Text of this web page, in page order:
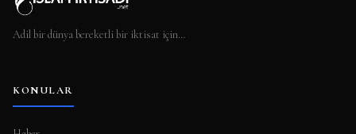
Adil bir dünya bereketli bir iktisat için…
KONULAR